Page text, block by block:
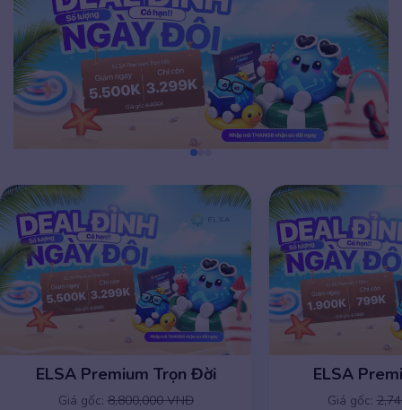
ELSA Premium 1 năm
Giá gốc: 2,745,000 VNĐ
ELSA
Giá gốc: